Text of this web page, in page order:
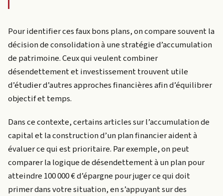
Pour identifier ces faux bons plans, on compare souvent la
décision de consolidation à une stratégie d’accumulation
de patrimoine. Ceux qui veulent combiner
désendettement et investissement trouvent utile
d’étudier d’autres approches financières afin d’équilibrer
objectif et temps.
Dans ce contexte, certains articles sur l’accumulation de
capital et la construction d’un plan financier aident à
évaluer ce qui est prioritaire. Par exemple, on peut
comparer la logique de désendettement à un plan pour
atteindre 100 000 € d’épargne pour juger ce qui doit
primer dans votre situation, en s’appuyant sur des